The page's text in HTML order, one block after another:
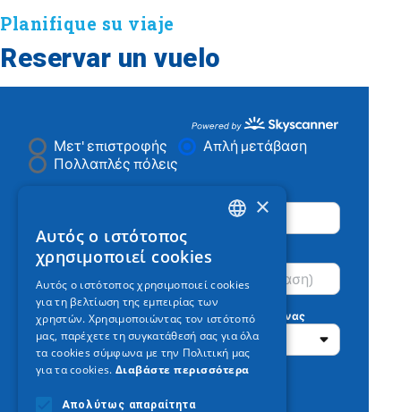
Planifique su viaje
Reservar un vuelo
×
Αυτός ο ιστότοπος
χρησιμοποιεί cookies
Αυτός ο ιστότοπος χρησιμοποιεί cookies
για τη βελτίωση της εμπειρίας των
χρηστών. Χρησιμοποιώντας τον ιστότοπό
μας, παρέχετε τη συγκατάθεσή σας για όλα
τα cookies σύμφωνα με την Πολιτική μας
για τα cookies. Διαβάστε περισσότερα
Απολύτως απαραίτητα